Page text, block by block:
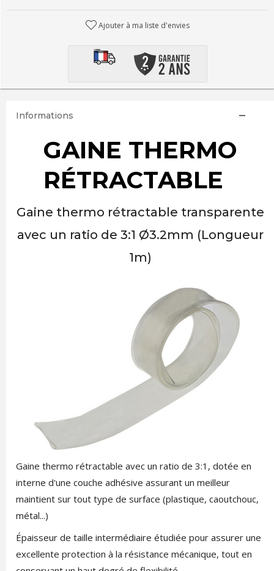
Ajouter à ma liste d'envies
Informations
GAINE THERMO
RÉTRACTABLE
Gaine thermo rétractable transparente
avec un ratio de 3:1 Ø3.2mm (Longueur
1m)
Gaine thermo rétractable avec un ratio de 3:1, dotée en
interne d'une couche adhésive assurant un meilleur
maintient sur tout type de surface (plastique, caoutchouc,
métal...)
Épaisseur de taille intermédiaire étudiée pour assurer une
excellente protection à la résistance mécanique, tout en